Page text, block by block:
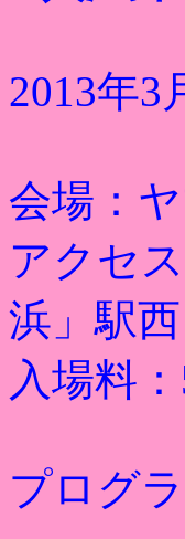
2013年3
会場：
アクセ
浜」駅
入場料
プログ